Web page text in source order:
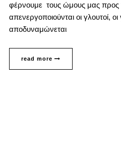
φέρνουμε τους ώμους μας προς
απενεργοποιούνται οι γλουτοί, οι
αποδυναμώνεται
read more